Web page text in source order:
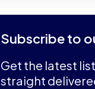
Subscribe to
Get the latest
straight